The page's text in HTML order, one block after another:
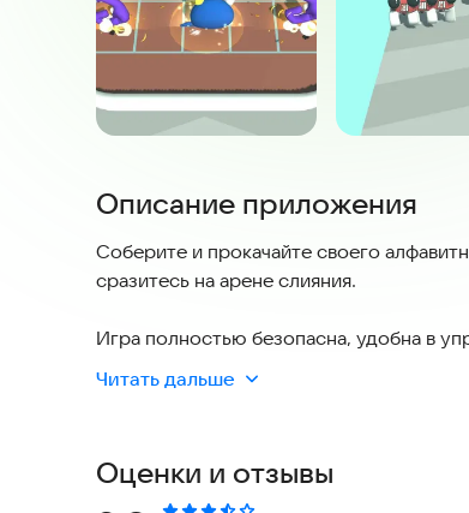
Описание приложения
Соберите и прокачайте своего
сразитесь на арене слияния.
Игра полностью безопасна, удобна в
сможете наслаждаться процессом без
Читать дальше
Оценки и отзывы